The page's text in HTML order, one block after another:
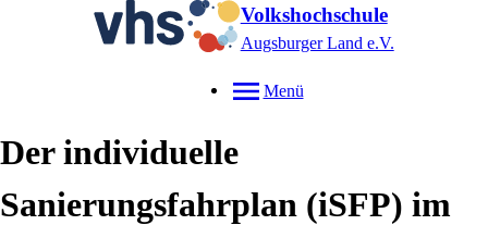
Volkshochschule
Augsburger Land e.V.
Menü
Der individuelle
Sanierungsfahrplan (iSFP) im